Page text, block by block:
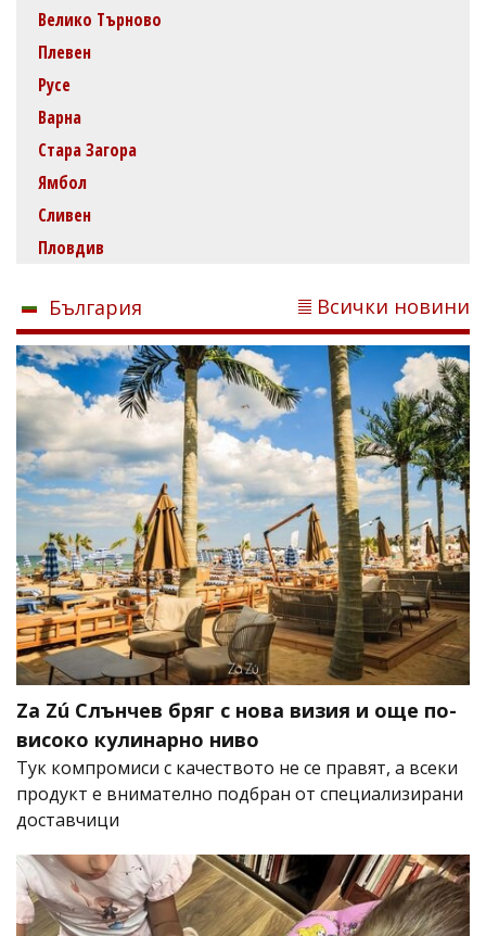
Велико Търново
Плевен
Русе
Варна
Стара Загора
Ямбол
Сливен
Пловдив
България Всички новини
Za Zú Слънчев бряг с нова визия и още по-
високо кулинарно ниво
Тук компромиси с качеството не се правят, а всеки
продукт е внимателно подбран от специализирани
доставчици